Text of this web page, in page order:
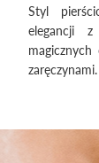
Styl
elegancji
zaręczynami.